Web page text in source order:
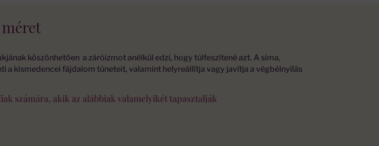
köszönhetően a záróizmot anélkül edzi, hogy túlfeszítené azt. A sima,
a kismedencei fájdalom tüneteit, valamint helyreállítja vagy javítja a végbélnyílás
számára, akik az alábbiak valamelyikét tapasztalják